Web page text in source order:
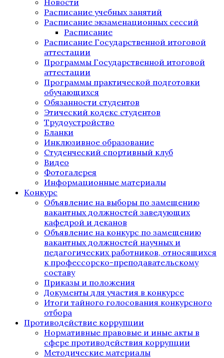
Новости
Расписание учебных занятий
Расписание экзаменационных сессий
Расписание
Расписание Государственной итоговой
аттестации
Программы Государственной итоговой
аттестации
Программы практической подготовки
обучающихся
Обязанности студентов
Этический кодекс студентов
Трудоустройство
Бланки
Инклюзивное образование
Студенческий спортивный клуб
Видео
Фотогалерея
Информационные материалы
Конкурс
Объявление на выборы по замещению
вакантных должностей заведующих
кафедрой и деканов
Объявление на конкурс по замещению
вакантных должностей научных и
педагогических работников, относящихся
к профессорско-преподавательскому
составу
Приказы и положения
Документы для участия в конкурсе
Итоги тайного голосования конкурсного
отбора
Противодействие коррупции
Нормативные правовые и иные акты в
сфере противодействия коррупции
Методические материалы